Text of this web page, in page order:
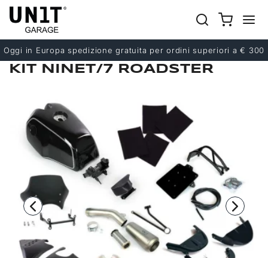
Oggi in Europa spedizione gratuita per ordini superiori a € 300
Precedente
Successivo
KIT NINET/7 ROADSTER